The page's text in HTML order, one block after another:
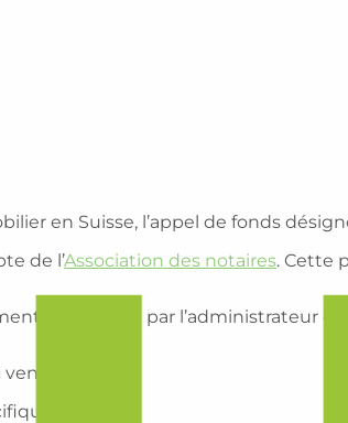
en Suisse, l’appel de fonds
de l’Association des notaires. Cette
être réalisé par l’administrateur
;